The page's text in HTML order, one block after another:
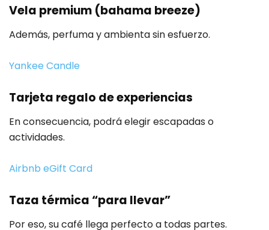
Vela premium (bahama breeze)
Además, perfuma y ambienta sin esfuerzo.
Yankee Candle
Tarjeta regalo de experiencias
En consecuencia, podrá elegir escapadas o
actividades.
Airbnb eGift Card
Taza térmica “para llevar”
Por eso, su café llega perfecto a todas partes.